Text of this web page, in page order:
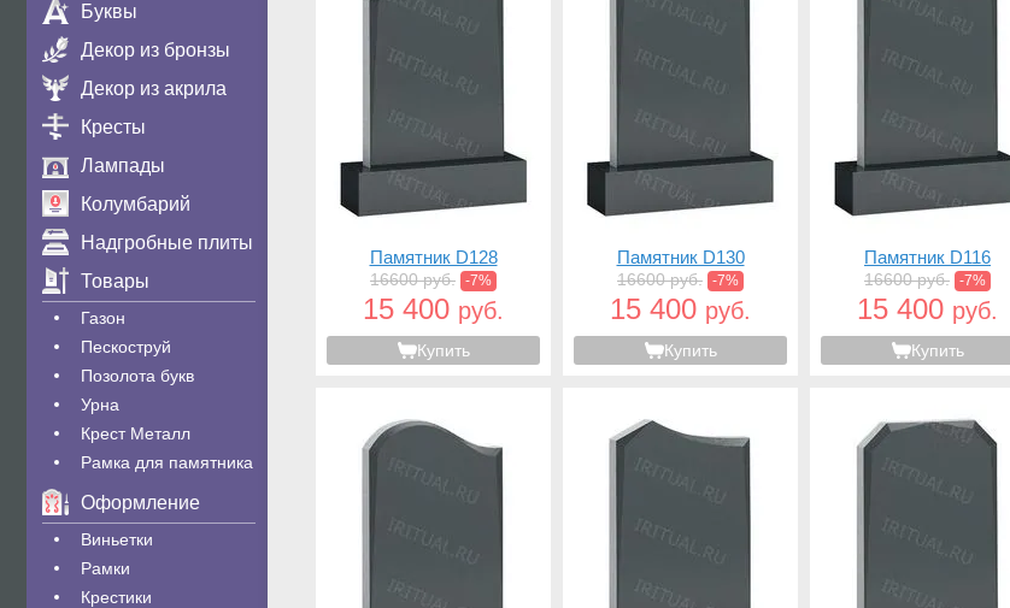
Буквы
Декор из бронзы
Декор из акрила
Кресты
Лампады
Колумбарий
Надгробные плиты
Товары
Газон
Пескоструй
Позолота букв
Урна
Крест Металл
Рамка для памятника
Оформление
Виньетки
Рамки
Крестики
Памятник D128
16600 руб. -7%
15 400 руб.
Купить
Памятник D130
16600 руб. -7%
15 400 руб.
Купить
Памятник D116
16600 руб. -7%
15 400 руб.
Купить